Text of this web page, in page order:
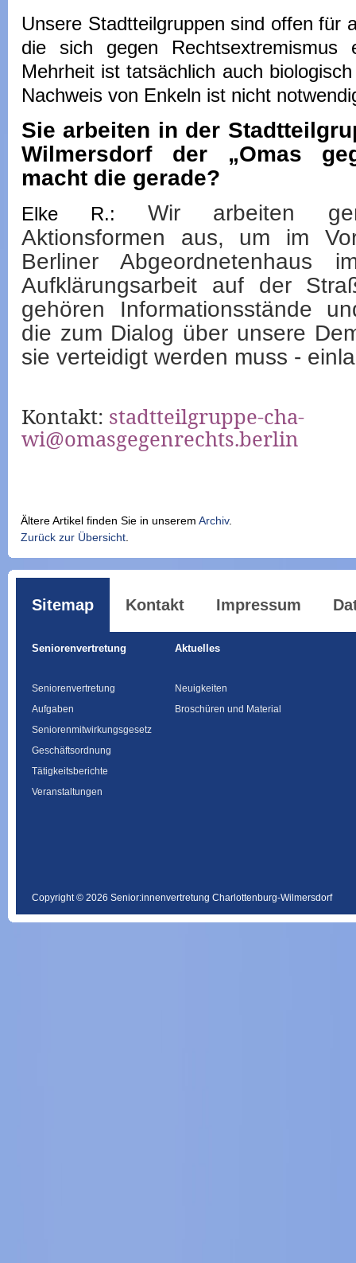
Unsere Stadtteilgruppen sind offen für
die sich gegen Rechtsextremismus
Mehrheit ist tatsächlich auch
Nachweis von Enkeln ist nicht
Sie arbeiten in der
Wilmersdorf der „Omas
macht die gerade?
Elke R.: Wir arbeiten
Aktionsformen aus, um im
Berliner Abgeordnetenhaus
Aufklärungsarbeit auf der
gehören Informationsstände
die zum Dialog über unsere
sie verteidigt werden muss -
Kontakt: stadtteilgruppe-cha-
wi@omasgegenrechts.berlin
Ältere Artikel finden Sie in unserem Archiv.
Zurück zur Übersicht
Sitemap Kontakt Impressum
Seniorenvertretung
Seniorenvertretung
Aufgaben
Seniorenmitwirkungsgesetz
Geschäftsordnung
Tätigkeitsberichte
Veranstaltungen
Aktuelles
Neuigkeiten
Broschüren und Material
Copyright © 2026 Senior:innenvertretung Charlottenburg-Wilmersdorf